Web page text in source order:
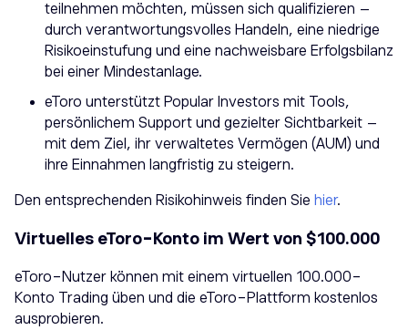
teilnehmen möchten, müssen sich qualifizieren –
durch verantwortungsvolles Handeln, eine niedrige
Risikoeinstufung und eine nachweisbare Erfolgsbilanz
bei einer Mindestanlage.
eToro unterstützt Popular Investors mit Tools,
persönlichem Support und gezielter Sichtbarkeit –
mit dem Ziel, ihr verwaltetes Vermögen (AUM) und
ihre Einnahmen langfristig zu steigern.
Den entsprechenden Risikohinweis finden Sie hier.
Virtuelles eToro-Konto im Wert von $100.000
eToro-Nutzer können mit einem virtuellen 100.000-
Konto Trading üben und die eToro-Plattform kostenlos
ausprobieren.